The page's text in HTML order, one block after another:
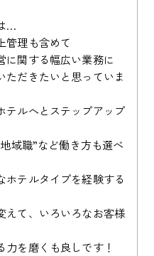
…
管理も含めて
に関する幅広い業務に
ただきたいと思っていま
ルへとステップアップ
域職”など働き方も選べ
ホテルタイプを経験する
えて、いろいろなお客様
力を磨くも良しです！